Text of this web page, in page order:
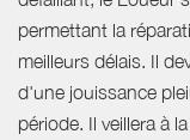
permettant la
meilleurs délais. Il
d'une jouissance
période. Il veillera à